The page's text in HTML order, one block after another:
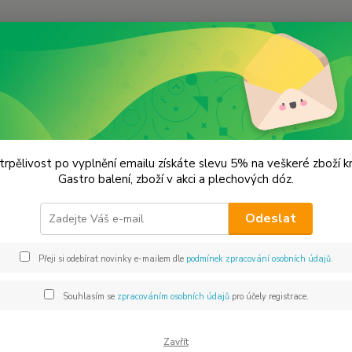
Premium koření Paprikové vločky - drť 1-3 mm. Premiová kvalita
vločky - drť 1-3 mm.
po vyplnění emailu získáte slevu 5% na veškeré zboží
Gastro balení, zboží v akci a plechových dóz.
Odeslat
Přeji si odebírat novinky e-mailem dle podmínek zpracování osobních údajů.
Souhlasím se zpracováním osobních údajůpro účely registrace.
Zavřít